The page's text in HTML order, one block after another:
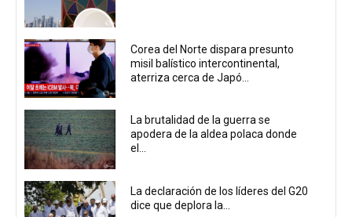
Corea del Norte dispara presunto
misil balístico intercontinental,
aterriza cerca de Japó...
La brutalidad de la guerra se
apodera de la aldea polaca donde
el...
La declaración de los líderes del G20
dice que deplora la...